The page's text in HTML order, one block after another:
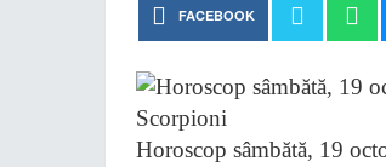
FACEBOOK
Horoscop sâmbătă, 19